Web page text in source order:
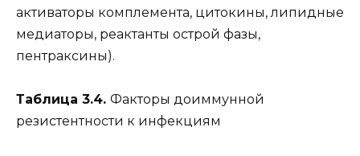
активаторы комплемента, цитокины, липидные
медиаторы, реактанты острой фазы,
пентраксины).
Таблица 3.4. Факторы доиммунной
резистентности к инфекциям